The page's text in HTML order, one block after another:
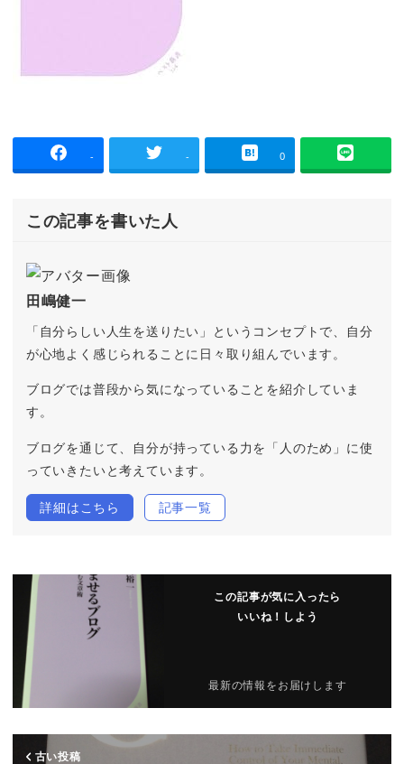
- - 0
この記事を書いた人
田嶋健一
「自分らしい人生を送りたい」というコンセプトで、自分
が心地よく感じられることに日々取り組んでいます。
ブログでは普段から気になっていることを紹介していま
す。
ブログを通じて、自分が持っている力を「人のため」に使
っていきたいと考えています。
詳細はこちら 記事一覧
この記事が気に入ったら
いいね！しよう
最新の情報をお届けします
古い投稿